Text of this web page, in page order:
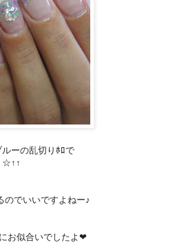
ーの乱切りﾎﾛで
☆↑↑
のでいいですよねー♪
お似合いでしたよ❤